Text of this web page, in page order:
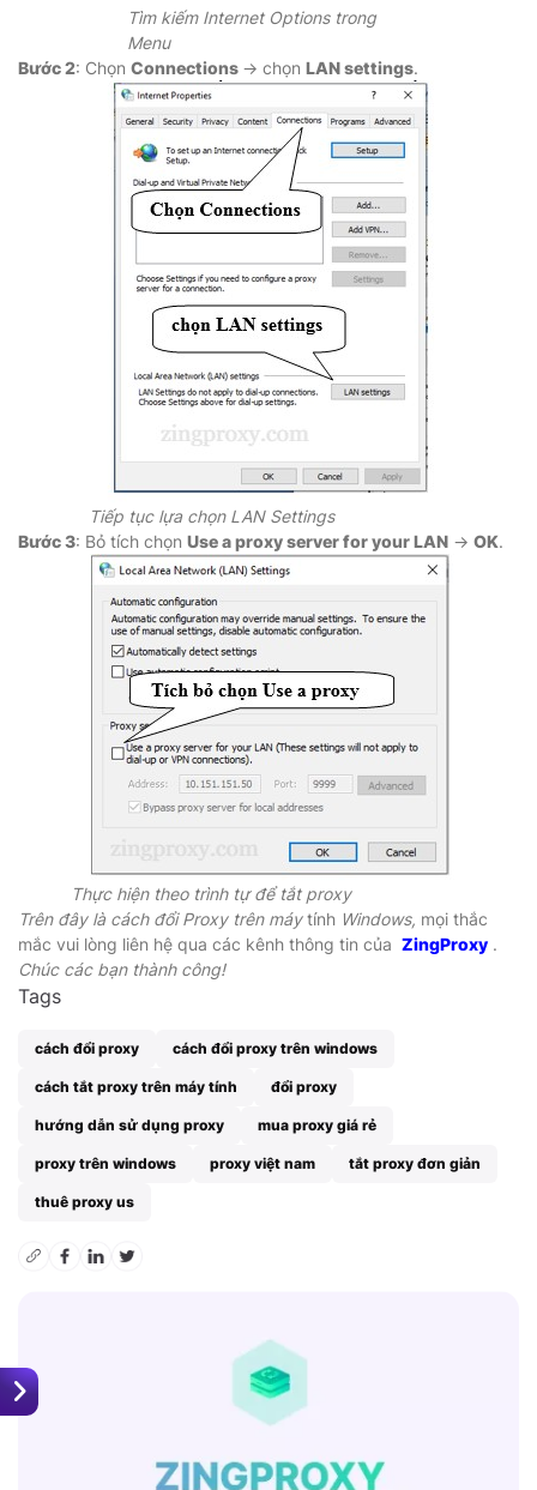
Tìm kiếm Internet Options trong
Menu
Bước 2: Chọn Connections → chọn LAN settings.
Tiếp tục lựa chọn LAN Settings
Bước 3: Bỏ tích chọn Use a proxy server for your LAN → OK.
Thực hiện theo trình tự để tắt proxy
Trên đây là cách đổi Proxy trên máytính Windows, mọi thắc
mắc vui lòng liên hệ qua các kênh thông tin của ZingProxy .
Chúc các bạn thành công!
Tags
cách đổi proxy cách đổi proxy trên windows
cách tắt proxy trên máy tính đổi proxy
hướng dẫn sử dụng proxy mua proxy giá rẻ
proxy trên windows proxy việt nam tắt proxy đơn giản
thuê proxy us